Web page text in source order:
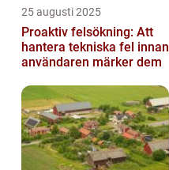
25 augusti 2025
Proaktiv felsökning: Att
hantera tekniska fel innan
användaren märker dem